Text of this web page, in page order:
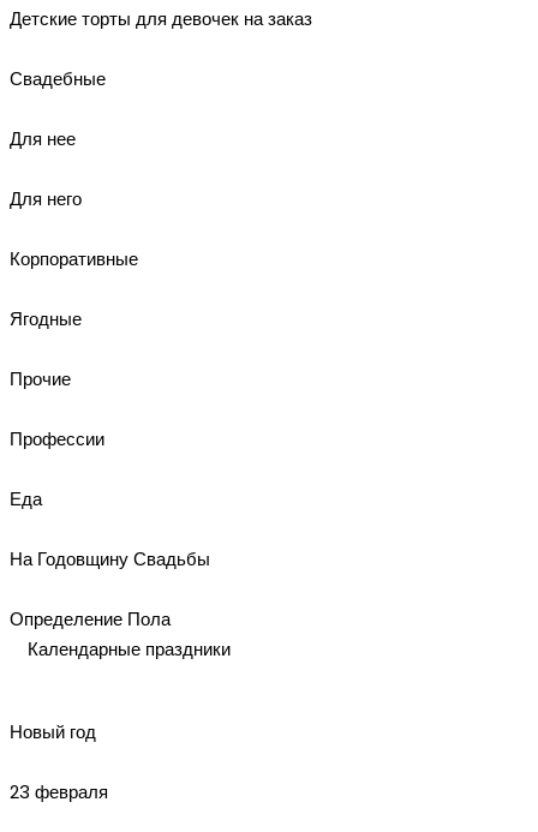
Детские торты для девочек на заказ
Свадебные
Для нее
Для него
Корпоративные
Ягодные
Прочие
Профессии
Еда
На Годовщину Свадьбы
Определение Пола
Календарные праздники
Новый год
23 февраля